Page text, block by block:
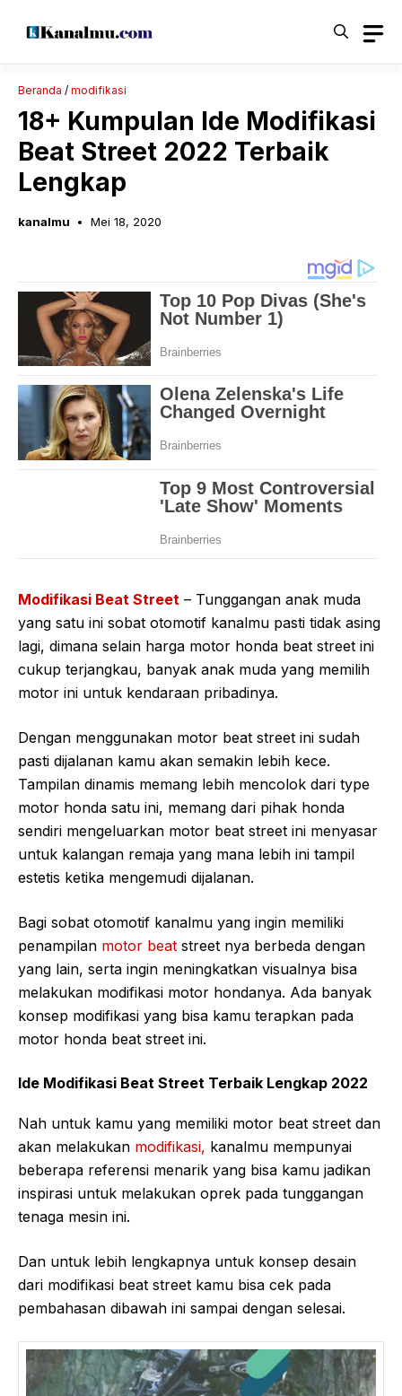
Beranda / modifikasi
18+ Kumpulan Ide Modifikasi
Beat Street 2022 Terbaik
Lengkap
kanalmu Mei 18, 2020
Modifikasi Beat Street – Tunggangan anak muda
yang satu ini sobat otomotif kanalmu pasti tidak asing
lagi, dimana selain harga motor honda beat street ini
cukup terjangkau, banyak anak muda yang memilih
motor ini untuk kendaraan pribadinya.
Dengan menggunakan motor beat street ini sudah
pasti dijalanan kamu akan semakin lebih kece.
Tampilan dinamis memang lebih mencolok dari type
motor honda satu ini, memang dari pihak honda
sendiri mengeluarkan motor beat street ini menyasar
untuk kalangan remaja yang mana lebih ini tampil
estetis ketika mengemudi dijalanan.
Bagi sobat otomotif kanalmu yang ingin memiliki
penampilan motor beat street nya berbeda dengan
yang lain, serta ingin meningkatkan visualnya bisa
melakukan modifikasi motor hondanya. Ada banyak
konsep modifikasi yang bisa kamu terapkan pada
motor honda beat street ini.
Ide Modifikasi Beat Street Terbaik Lengkap 2022
Nah untuk kamu yang memiliki motor beat street dan
akan melakukan modifikasi, kanalmu mempunyai
beberapa referensi menarik yang bisa kamu jadikan
inspirasi untuk melakukan oprek pada tunggangan
tenaga mesin ini.
Dan untuk lebih lengkapnya untuk konsep desain
dari modifikasi beat street kamu bisa cek pada
pembahasan dibawah ini sampai dengan selesai.